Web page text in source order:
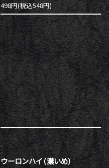
498円(税込548円)
ウーロンハイ（濃いめ）